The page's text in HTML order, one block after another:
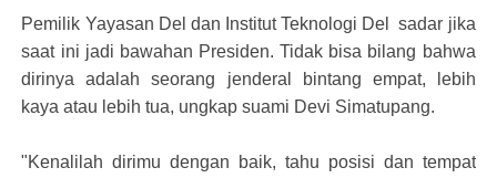
Pemilik Yayasan Del dan Institut Teknologi Del sadar jika
saat ini jadi bawahan Presiden. Tidak bisa bilang bahwa
dirinya adalah seorang jenderal bintang empat, lebih
kaya atau lebih tua, ungkap suami Devi Simatupang.
"Kenalilah dirimu dengan baik, tahu posisi dan tempat